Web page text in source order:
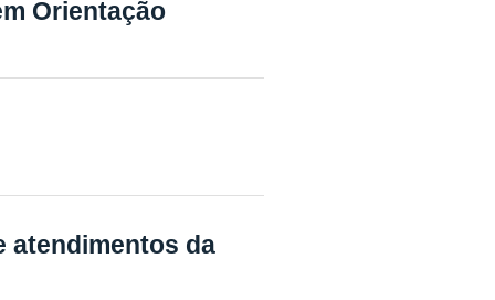
Orientação
atendimentos da